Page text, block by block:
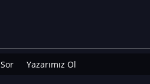
Yazarımız Ol